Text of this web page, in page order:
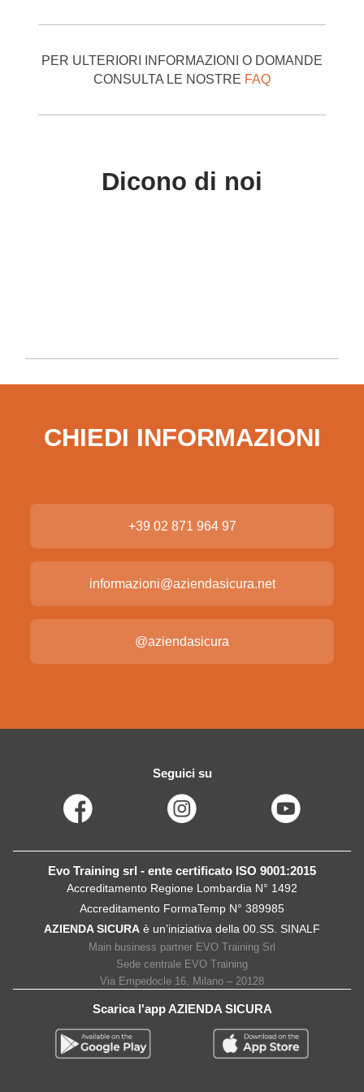
PER ULTERIORI INFORMAZIONI O DOMANDE
CONSULTA LE NOSTRE FAQ
Dicono di noi
CHIEDI INFORMAZIONI
+39 02 871 964 97
informazioni@aziendasicura.net
@aziendasicura
Seguici su
Evo Training srl - ente certificato ISO 9001:2015
Accreditamento Regione Lombardia N° 1492
Accreditamento FormaTemp N° 389985
AZIENDA SICURA è un’iniziativa della 00.SS. SINALF
Main business partner EVO Training Srl
Sede centrale EVO Training
Via Empedocle 16, Milano – 20128
Scarica l'app AZIENDA SICURA